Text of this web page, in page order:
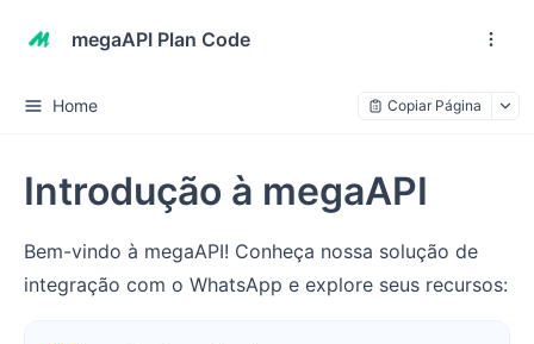
megaAPI Plan Code
Home Copiar Página
Introdução à megaAPI
Bem-vindo à megaAPI! Conheça nossa solução de
integração com o WhatsApp e explore seus recursos: